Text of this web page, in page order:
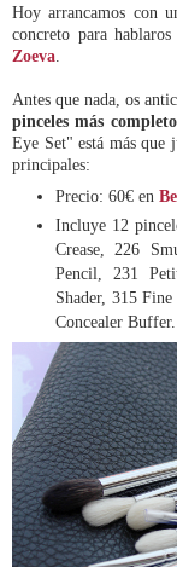
Hoy arrancamos con
concreto para
Zoeva
Antes que nada, os
pinceles más completo
Eye Set" está más que
principales:
Precio: 60€ en
Incluye 12
Crease, 226
Pencil, 231
Shader, 315
Concealer Buffer.